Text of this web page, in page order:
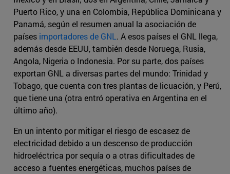
Puerto Rico, y una en Colombia, República Dominicana y
Panamá, según el resumen anual la asociación de
países importadores de GNL. A esos países el GNL llega,
además desde EEUU, también desde Noruega, Rusia,
Angola, Nigeria o Indonesia. Por su parte, dos países
exportan GNL a diversas partes del mundo: Trinidad y
Tobago, que cuenta con tres plantas de licuación, y Perú,
que tiene una (otra entró operativa en Argentina en el
último año).
En un intento por mitigar el riesgo de escasez de
electricidad debido a un descenso de producción
hidroeléctrica por sequía o a otras dificultades de
acceso a fuentes energéticas, muchos países de